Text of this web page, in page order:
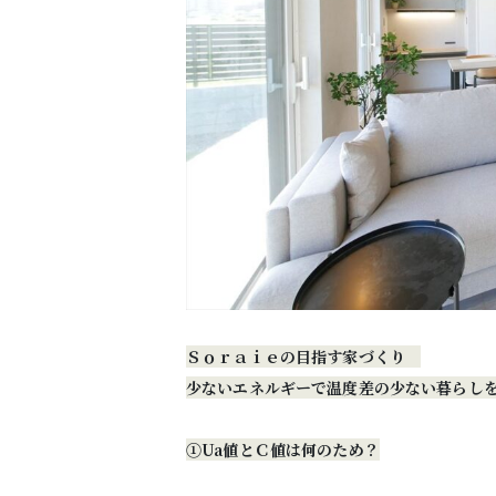
Ｓｏｒａｉｅの目指す家づくり
少ないエネルギーで温度差の少ない暮らし
①Ua値とＣ値は何のため？